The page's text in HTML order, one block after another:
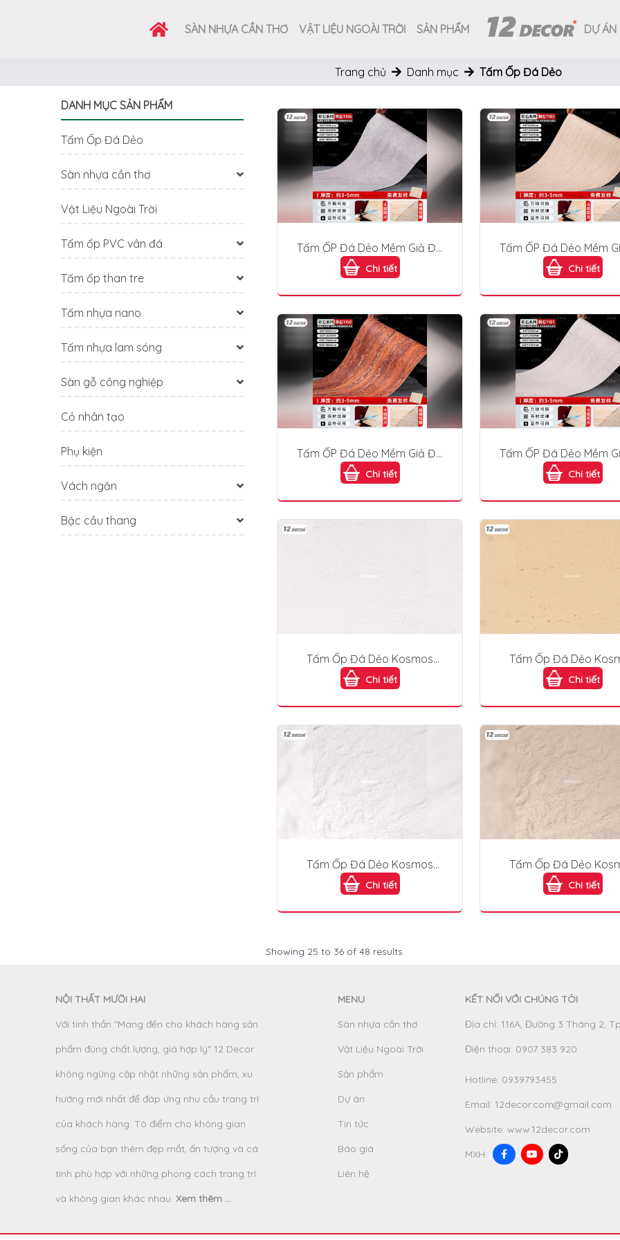
SÀN NHỰA CẦN THƠ VẬT LIỆU NGOÀI TRỜI SẢN PHẨM DỰ ÁN
Trang chủ Danh mục Tấm Ốp Đá Dẻo
DANH MỤC SẢN PHẨM
Tấm Ốp Đá Dẻo
Sàn nhựa cần thơ
Vật Liệu Ngoài Trời
Tấm ốp PVC vân đá
Tấm ốp than tre
Tấm nhựa nano
Tấm nhựa lam sóng
Sàn gỗ công nghiệp
Cỏ nhân tạo
Phụ kiện
Vách ngăn
Bậc cầu thang
Tấm ỐP Đá Dẻo Mềm Giả Đá
- 1106
Chi tiết
Tấm ỐP Đá Dẻo Mềm
- 1105
Chi tiết
Tấm ỐP Đá Dẻo Mềm Giả Đá
- 1102
Chi tiết
Tấm ỐP Đá Dẻo Mềm
- 1101
Chi tiết
Tấm Ốp Đá Dẻo Kosmos
DD001-White
Chi tiết
Tấm Ốp Đá Dẻo
DD001-Beige
Chi tiết
Tấm Ốp Đá Dẻo Kosmos
DD003-White
Chi tiết
Tấm Ốp Đá Dẻo
DD003-Off White
Chi tiết
Showing 25 to 36 of 48 results
NỘI THẤT MƯỜI HAI
Với tinh thần "Mang đến cho khách hàng sản
phẩm đúng chất lượng, giá hợp lý" 12 Decor
không ngừng cập nhật những sản phẩm, xu
hướng mới nhất để đáp ứng nhu cầu trang trí
của khách hàng. Tô điểm cho không gian
sống của bạn thêm đẹp mắt, ấn tượng và cá
tính phù hợp với những phong cách trang trí
và không gian khác nhau. Xem thêm ...
MENU
Sàn nhựa cần thơ
Vật Liệu Ngoài Trời
Sản phẩm
Dự án
Tin tức
Báo giá
Liên hệ
KẾT NỐI VỚI CHÚNG TÔI
Địa chỉ: 116A, Đường 3 Tháng 2,
Điện thoại: 0907 383 920
Hotline: 0939793455
Email: 12decor.com@gmail.com
Website: www.12decor.com
MXH: